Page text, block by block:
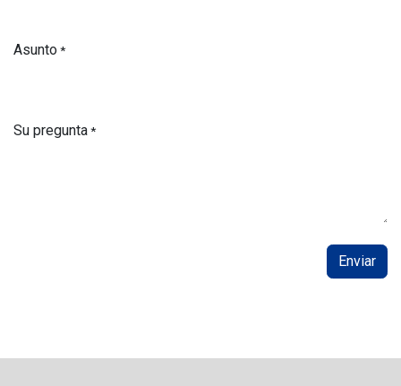
Asunto*
Su pregunta*
Enviar